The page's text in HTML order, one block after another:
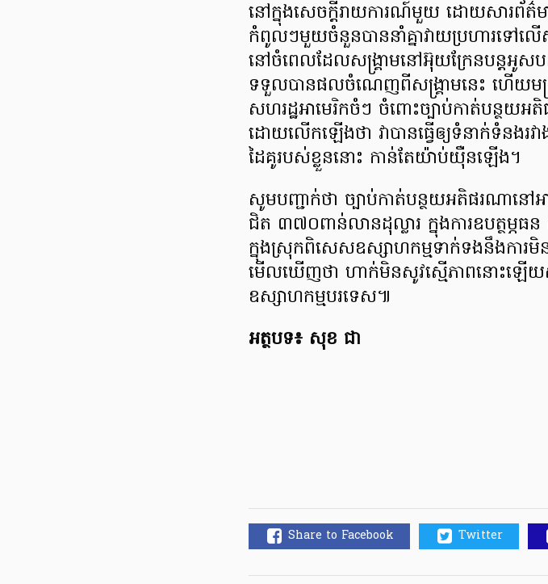
នៅក្នុង​សេចក្ដីរាយការណ៍មួយ ដោយ​សារព័ត៌ម
កំពូលៗមួយចំនួនបាននាំគ្នាវាយប្រហារទៅលើ​
នៅចំពេលដែល​សង្គ្រាម​នៅអ៊ុយក្រែនបន្ដអូសប
ទទួលបាន​ផលចំណេញពីសង្គ្រាមនេះ ហើយ​មន្ត្
សហរដ្ឋអាមេរិកចំៗ ចំពោះ​ច្បាប់​កាត់បន្ថយអ
ដោយលើកឡើងថា វាបានធ្វើឲ្យទំនាក់ទំនង​រវ
ដៃគូរបស់ខ្លួននោះ កាន់តែយ៉ាប់យ៉ឺនឡើង។
សូមបញ្ជាក់ថា ច្បាប់​កាត់បន្ថយអតិផរណាន
ជិត ៣៧០ពាន់លានដុល្លារ ក្នុងការ​ឧបត្ថម្ភធ
ក្នុងស្រុក​ពិសេស​ឧស្សាហកម្មទាក់ទងនឹងការមិ
មើលឃើញថា ហាក់មិនសូវស្មើភាពនោះឡើយ​ស
ឧស្សាហកម្ម​បរទេស​៕
អត្ថបទ៖ សុខ ជា​
Share to Facebook Twitter